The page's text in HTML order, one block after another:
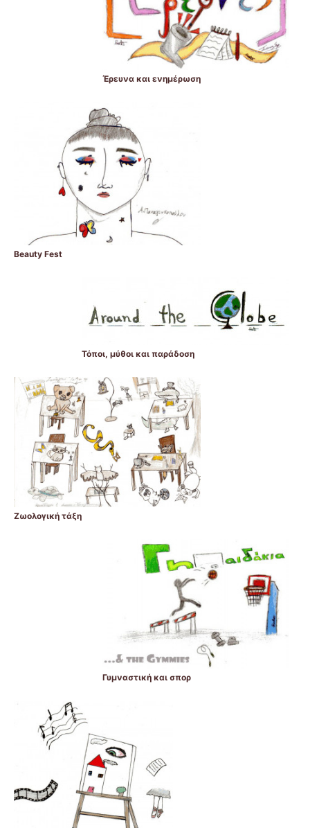
Έρευνα και ενημέρωση
Beauty Fest
Τόποι, μύθοι και παράδοση
Ζωολογική τάξη
Γυμναστική και σπορ